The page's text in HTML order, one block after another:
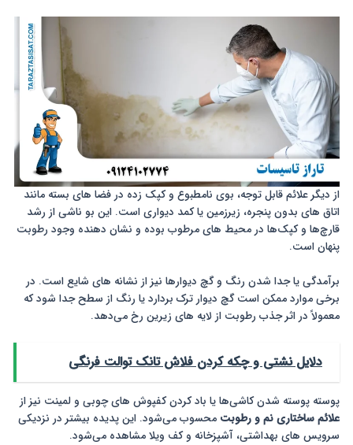
از دیگر علائم قابل توجه، بوی نامطبوع و کپک زده در فضا های بسته مانند
اتاق های بدون پنجره، زیرزمین یا کمد دیواری است. این بو ناشی از رشد
قارچ‌ها و کپک‌ها در محیط های مرطوب بوده و نشان دهنده وجود رطوبت
پنهان است.
برآمدگی یا جدا شدن رنگ و گچ دیوارها نیز از نشانه های شایع است. در
برخی موارد ممکن است گچ دیوار ترک بردارد یا رنگ از سطح جدا شود که
معمولاً در اثر جذب رطوبت از لایه های زیرین رخ می‌دهد.
دلایل نشتی و چکه کردن فلاش تانک توالت فرنگی
پوسته پوسته شدن کاشی‌ها یا باد کردن کفپوش های چوبی و لمینت نیز از
علائم ساختاری نم و رطوبت محسوب می‌شود. این پدیده بیشتر در نزدیکی
سرویس های بهداشتی، آشپزخانه و کف ویلا مشاهده می‌شود.